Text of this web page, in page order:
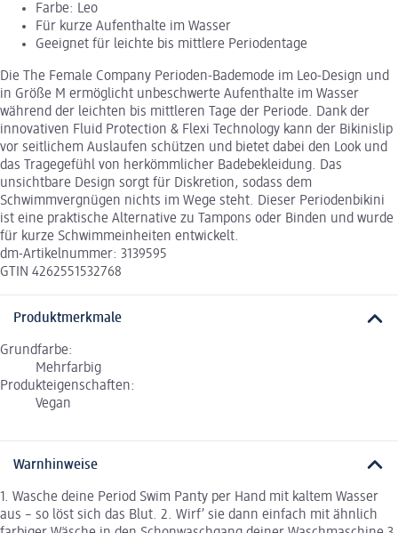
Farbe: Leo
Für kurze Aufenthalte im Wasser
Geeignet für leichte bis mittlere Periodentage
Die The Female Company Perioden-Bademode im Leo-Design und
in Größe M ermöglicht unbeschwerte Aufenthalte im Wasser
während der leichten bis mittleren Tage der Periode. Dank der
innovativen Fluid Protection & Flexi Technology kann der Bikinislip
vor seitlichem Auslaufen schützen und bietet dabei den Look und
das Tragegefühl von herkömmlicher Badebekleidung. Das
unsichtbare Design sorgt für Diskretion, sodass dem
Schwimmvergnügen nichts im Wege steht. Dieser Periodenbikini
ist eine praktische Alternative zu Tampons oder Binden und wurde
für kurze Schwimmeinheiten entwickelt.
dm-Artikelnummer: 3139595
GTIN 4262551532768
Produktmerkmale
Grundfarbe:
Mehrfarbig
Produkteigenschaften:
Vegan
Warnhinweise
1. Wasche deine Period Swim Panty per Hand mit kaltem Wasser
aus – so löst sich das Blut. 2. Wirf’ sie dann einfach mit ähnlich